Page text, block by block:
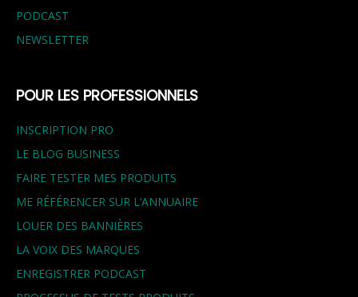
PODCAST
NEWSLETTER
POUR LES PROFESSIONNELS
INSCRIPTION PRO
LE BLOG BUSINESS
FAIRE TESTER MES PRODUITS
ME RÉFÉRENCER SUR L’ANNUAIRE
LOUER DES BANNIÈRES
LA VOIX DES MARQUES
ENREGISTRER PODCAST